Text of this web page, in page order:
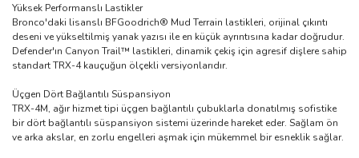
Yüksek Performanslı Lastikler
Bronco'daki lisanslı BFGoodrich® Mud Terrain lastikleri, orijinal çıkıntı
deseni ve yükseltilmiş yanak yazısı ile en küçük ayrıntısına kadar doğrudur.
Defender'ın Canyon Trail™ lastikleri, dinamik çekiş için agresif dişlere sahip
standart TRX-4 kauçuğun ölçekli versiyonlarıdır.
Üçgen Dört Bağlantılı Süspansiyon
TRX-4M, ağır hizmet tipi üçgen bağlantılı çubuklarla donatılmış sofistike
bir dört bağlantılı süspansiyon sistemi üzerinde hareket eder. Sağlam ön
ve arka akslar, en zorlu engelleri aşmak için mükemmel bir esneklik sağlar.